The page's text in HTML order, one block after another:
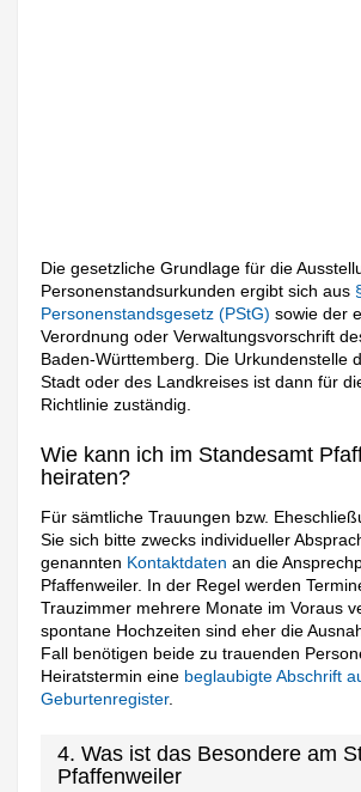
Die gesetzliche Grundlage für die
Personenstandsurkunden ergibt sich aus
Personenstandsgesetz (PStG)sowie der
Verordnung oder Verwaltungsvorschrift
Baden-Württemberg. Die Urkundenstelle
Stadt oder des Landkreises ist dann für
Richtlinie zuständig.
Wie kann ich im Standesamt
heiraten?
Für sämtliche Trauungen bzw.
Sie sich bitte zwecks individueller
genannten Kontaktdaten an die
Pfaffenweiler. In der Regel werden
Trauzimmer mehrere Monate im Voraus
spontane Hochzeiten sind eher die
Fall benötigen beide zu trauenden
Heiratstermin eine beglaubigte Abschrift
Geburtenregister.
4. Was ist das Besondere am
Pfaffenweiler